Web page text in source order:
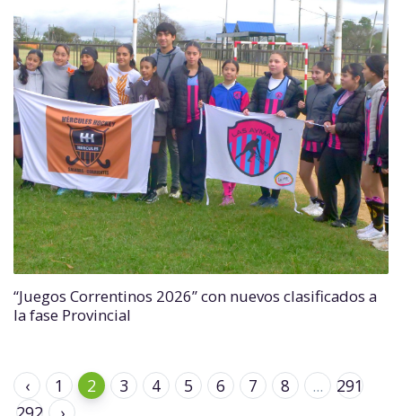
“Juegos Correntinos 2026” con nuevos clasificados a
la fase Provincial
‹ 1 2 3 4 5 6 7 8 ...
291